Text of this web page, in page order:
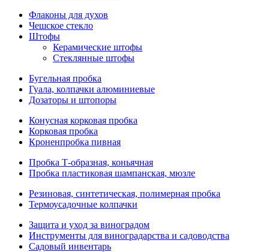
Флаконы для духов
Чешское стекло
Штофы
Керамические штофы
Стеклянные штофы
Бугельная пробка
Гуала, колпачки алюминиевые
Дозаторы и штопоры
Конусная корковая пробка
Корковая пробка
Кроненпробка пивная
Пробка Т-образная, коньячная
Пробка пластиковая шампанская, мюзле
Резиновая, синтетическая, полимерная пробка
Термоусадочные колпачки
Защита и уход за виноградом
Инструменты для виноградарства и садоводства
Садовый инвентарь